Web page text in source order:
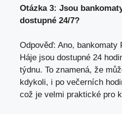
Otázka 3: Jsou
dostupné 24/7?
Odpověď: ⁤Ano, bankomaty
Háje jsou dostupné 24
týdnu. To znamená, že
kdykoli, i po večerních
což je ​velmi ⁢praktické ‍pro